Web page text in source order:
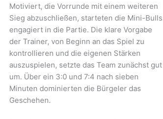
Motiviert, die Vorrunde mit einem weiteren
Sieg abzuschließen, starteten die Mini-Bulls
engagiert in die Partie. Die klare Vorgabe
der Trainer, von Beginn an das Spiel zu
kontrollieren und die eigenen Stärken
auszuspielen, setzte das Team zunächst gut
um. Über ein 3:0 und 7:4 nach sieben
Minuten dominierten die Bürgeler das
Geschehen.